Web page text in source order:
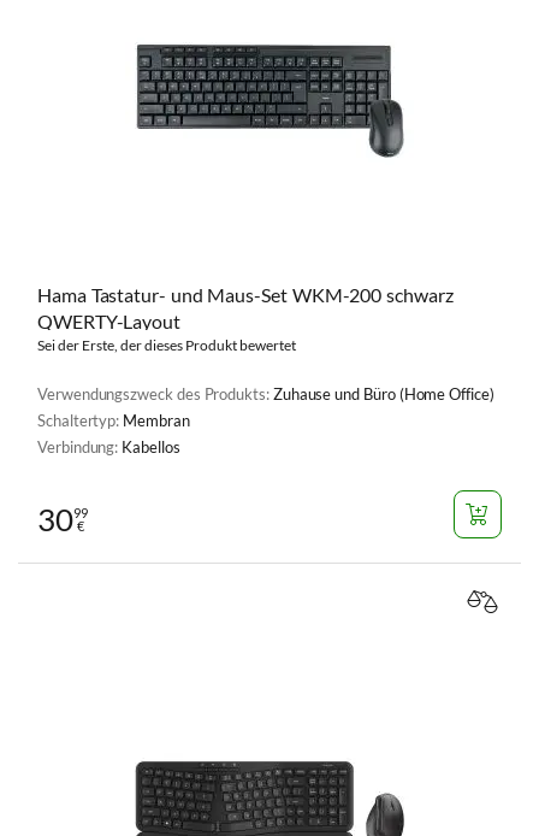
Hama Tastatur- und Maus-Set WKM-200 schwarz
QWERTY-Layout
Sei der Erste, der dieses Produkt bewertet
Verwendungszweck des Produkts:Zuhause und Büro (Home Office)
Schaltertyp: Membran
Verbindung: Kabellos
3099
€